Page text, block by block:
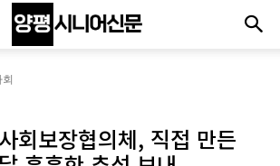
회보장협의체, 직접 만든